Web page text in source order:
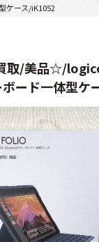
ケース/iK1052
取/美品☆/
ード一体型ケ